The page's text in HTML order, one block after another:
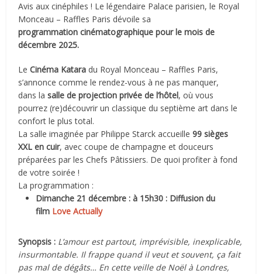
Avis aux cinéphiles ! Le légendaire Palace parisien, le Royal
Monceau – Raffles Paris dévoile sa
programmationcinématographique pour lemois de
décembre 2025.
LeCinéma Katara du Royal Monceau – Raffles Paris,
s’annonce comme le rendez-vous à ne pas manquer,
dans lasalle de projection privée de l’hôtel, où vous
pourrez (re)découvrir un classique du septième art dans le
confort le plus total.
La salle imaginée par Philippe Starck accueille99 sièges
XXL en cuir, avec coupe de champagne et douceurs
préparées par les Chefs Pâtissiers. De quoi profiter à fond
de votre soirée !
La programmation :
Dimanche 21 décembre : à 15h30 : Diffusion du
film Love Actually
Synopsis : L’amour est partout, imprévisible, inexplicable,
insurmontable. Il frappe quand il veut et souvent, ça fait
pas mal de dégâts… En cette veille de Noël à Londres,